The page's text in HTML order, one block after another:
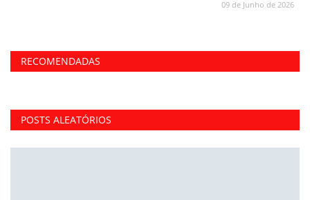
09 de Junho de 2026
RECOMENDADAS
POSTS ALEATÓRIOS